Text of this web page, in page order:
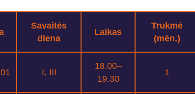
Savaitės
diena
Laikas
Trukmė
(mėn.)
I, III
18.00–
19.30
1